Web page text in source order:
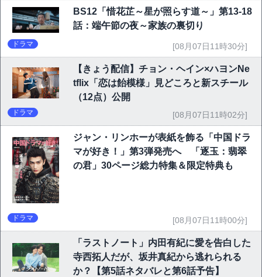
BS12「惜花芷～星が照らす道～」第13-18
話：端午節の夜～家族の裏切り
ドラマ [08月07日11時30分]
【きょう配信】チョン・ヘイン×ハヨンNe
tflix「恋は飴模様」見どころと新スチール
（12点）公開
ドラマ [08月07日11時02分]
ジャン・リンホーが表紙を飾る「中国ドラ
マが好き！」第3弾発売へ 「逐玉：翡翠
の君」30ページ総力特集＆限定特典も
ドラマ [08月07日11時00分]
「ラストノート」内田有紀に愛を告白した
寺西拓人だが、坂井真紀から逃れられる
か？【第5話ネタバレと第6話予告】